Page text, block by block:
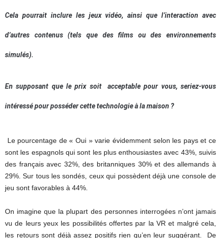
Cela pourrait inclure les jeux vidéo, ainsi que l’interaction avec
d’autres contenus (tels que des films ou des environnements
simulés).
En supposant que le prix soit acceptable pour vous, seriez-vous
intéressé pour posséder cette technologie à la maison ?
Le pourcentage de « Oui » varie évidemment selon les pays et ce
sont les espagnols qui sont les plus enthousiastes avec 43%, suivis
des français avec 32%, des britanniques 30% et des allemands à
29%. Sur tous les sondés, ceux qui possèdent déjà une console de
jeu sont favorables à 44%.
On imagine que la plupart des personnes interrogées n’ont jamais
vu de leurs yeux les possibilités offertes par la VR et malgré cela,
les retours sont déjà assez positifs rien qu’en leur suggérant. De